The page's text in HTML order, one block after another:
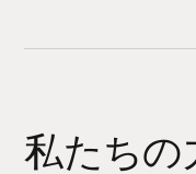
私たちの